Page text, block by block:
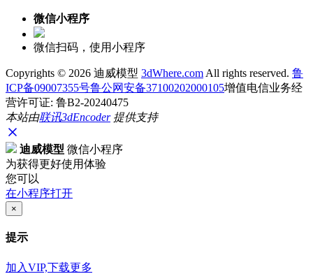
微信小程序
微信扫码，使用小程序
Copyrights © 2026 迪威模型 3dWhere.com All rights reserved. 鲁
ICP备09007355号鲁公网安备37100202000105增值电信业务经
营许可证: 鲁B2-20240475
本站由联讯3dEncoder提供支持
迪威模型 微信小程序
为获得更好使用体验
您可以
在小程序打开
×
提示
加入VIP,下载更多